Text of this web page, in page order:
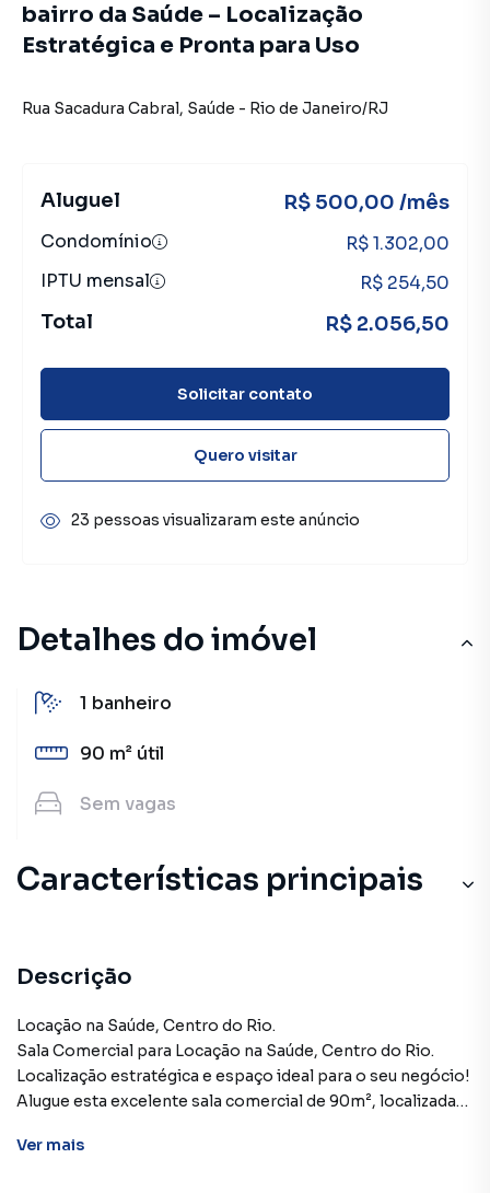
Detalhes do imóvel
1 banheiro
90 m² útil
Sem vagas
Características principais
Descrição
Locação na Saúde, Centro do Rio.
Sala Comercial para Locação na Saúde, Centro do Rio.
Localização estratégica e espaço ideal para o seu negócio!
Alugue esta excelente sala comercial de 90m², localizada
Janeiro, em uma região de fácil acesso e alta visibilidade. O
Ver mais
bairro da Saúde – Localização
Estratégica e Pronta para Uso
Rua Sacadura Cabral, Saúde - Rio de Janeiro/RJ
Aluguel R$ 500,00 /mês
Condomínio
R$ 1.302,00
IPTU mensal
R$ 254,50
Total R$ 2.056,50
Solicitar contato
Quero visitar
23 pessoas visualizaram este anúncio